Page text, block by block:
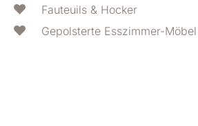
Fauteuils & Hocker
Gepolsterte Esszimmer-Möbel